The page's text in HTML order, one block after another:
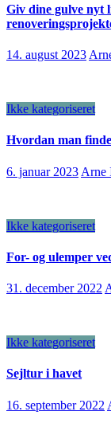
Giv dine gulve nyt
14. august 2023
Ikke kategoriseret
Hvordan man
6. januar 2023 Arne
Ikke kategoriseret
For- og ulemper
31. december 2022
Ikke kategoriseret
Sejltur i havet
16. september 2022